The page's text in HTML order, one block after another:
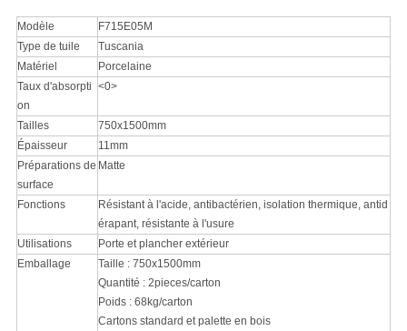
Modèle
F715E05M
Type de tuile
Tuscania
Matériel
Porcelaine
Taux d'absorpti
on
<0>
Tailles
750x1500mm
Épaisseur
11mm
Préparations de
surface
Matte
Fonctions
Résistant à l'acide, antibactérien, isolation thermique, antid
érapant, résistante à l'usure
Utilisations
Porte et plancher extérieur
Emballage
Taille : 750x1500mm
Quantité : 2pieces/carton
Poids : 68kg/carton
Cartons standard et palette en bois